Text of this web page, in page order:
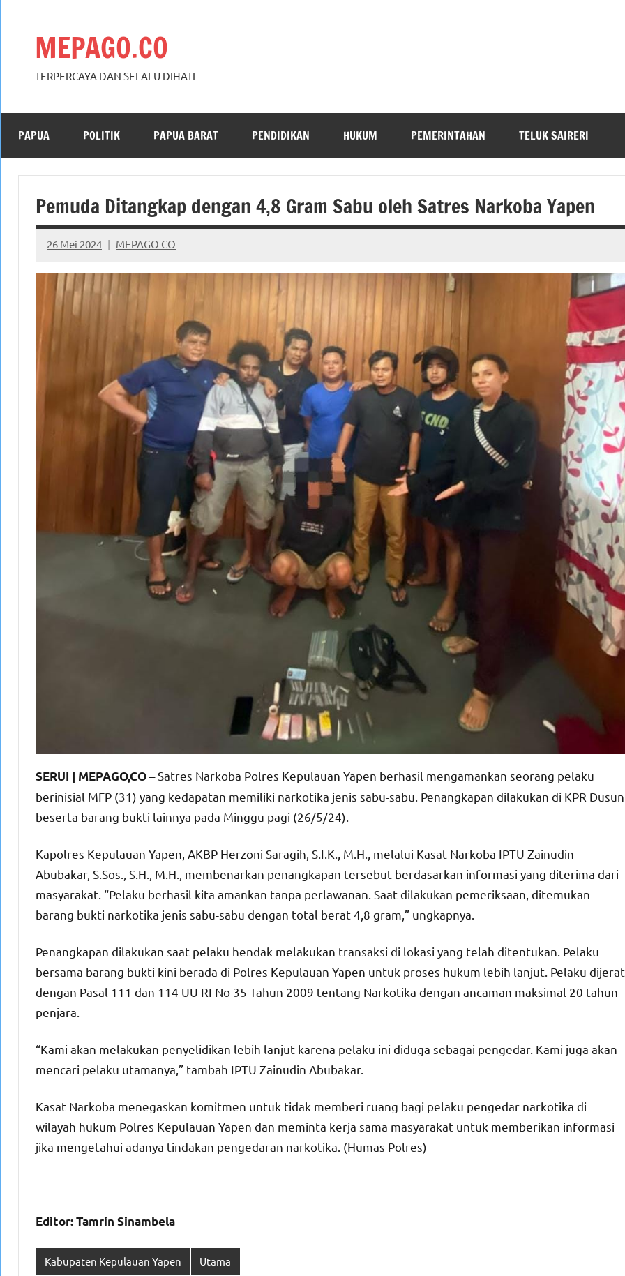
MEPAGO.CO
TERPERCAYA DAN SELALU DIHATI
PAPUA POLITIK PAPUA BARAT PENDIDIKAN HUKUM PEMERINTAHAN TELUK SAIRERI
Pemuda Ditangkap dengan 4,8 Gram Sabu oleh Satres Narkoba Yapen
26 Mei 2024 MEPAGO CO
No
comments
SERUI | MEPAGO,CO– Satres Narkoba Polres Kepulauan Yapen berhasil mengamankan seorang pelaku
berinisial MFP (31) yang kedapatan memiliki narkotika jenis sabu-sabu. Penangkapan dilakukan di KPR Dusun
beserta barang bukti lainnya pada Minggu pagi (26/5/24).
Kapolres Kepulauan Yapen, AKBP Herzoni Saragih, S.I.K., M.H., melalui Kasat Narkoba IPTU Zainudin
Abubakar, S.Sos., S.H., M.H., membenarkan penangkapan tersebut berdasarkan informasi yang diterima dari
masyarakat. “Pelaku berhasil kita amankan tanpa perlawanan. Saat dilakukan pemeriksaan, ditemukan
barang bukti narkotika jenis sabu-sabu dengan total berat 4,8 gram,” ungkapnya.
Penangkapan dilakukan saat pelaku hendak melakukan transaksi di lokasi yang telah ditentukan. Pelaku
bersama barang bukti kini berada di Polres Kepulauan Yapen untuk proses hukum lebih lanjut. Pelaku dijerat
dengan Pasal 111 dan 114 UU RI No 35 Tahun 2009 tentang Narkotika dengan ancaman maksimal 20 tahun
penjara.
“Kami akan melakukan penyelidikan lebih lanjut karena pelaku ini diduga sebagai pengedar. Kami juga akan
mencari pelaku utamanya,” tambah IPTU Zainudin Abubakar.
Kasat Narkoba menegaskan komitmen untuk tidak memberi ruang bagi pelaku pengedar narkotika di
wilayah hukum Polres Kepulauan Yapen dan meminta kerja sama masyarakat untuk memberikan informasi
jika mengetahui adanya tindakan pengedaran narkotika. (Humas Polres)
Editor: Tamrin Sinambela
Kabupaten Kepulauan Yapen Utama